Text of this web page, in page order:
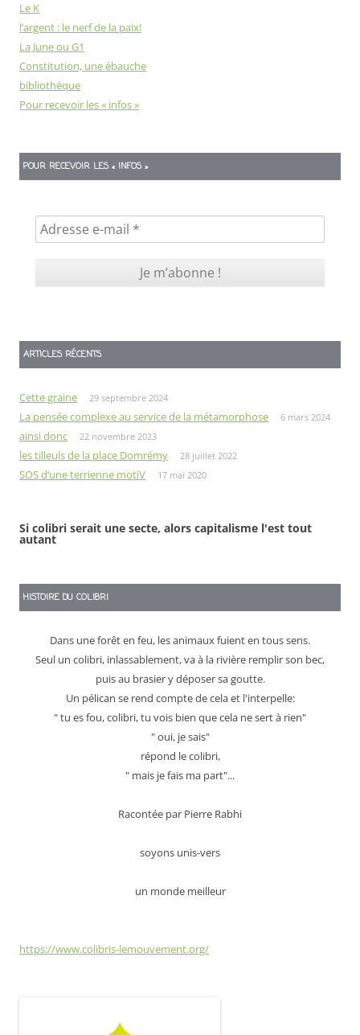
Le K
l’argent : le nerf de la paix!
La June ou G1
Constitution, une ébauche
bibliothéque
Pour recevoir les « infos »
POUR RECEVOIR LES « INFOS »
ARTICLES RÉCENTS
Cette graine 29 septembre 2024
La pensée complexe au service de la métamorphose 6 mars 2024
ainsi donc 22 novembre 2023
les tilleuls de la place Domrémy 28 juillet 2022
SOS d’une terrienne motiV 17 mai 2020
Si colibri serait une secte, alors capitalisme l'est tout
autant
HISTOIRE DU COLIBRI
Dans une forêt en feu, les animaux fuient en tous sens.
Seul un colibri, inlassablement, va à la rivière remplir son bec,
puis au brasier y déposer sa goutte.
Un pélican se rend compte de cela et l'interpelle:
" tu es fou, colibri, tu vois bien que cela ne sert à rien"
" oui, je sais"
répond le colibri,
" mais je fais ma part"...
Racontée par Pierre Rabhi
soyons unis-vers
un monde meilleur
https://www.colibris-lemouvement.org/